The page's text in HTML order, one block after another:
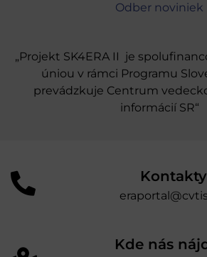
Odber noviniek
„Projekt SK4ERA II je
úniou v rámci Programu
prevádzkuje Centrum
informácií SR“
Kontakty
Kde nás